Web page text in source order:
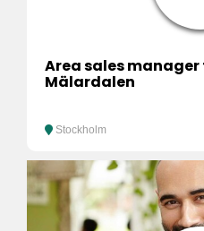
Area sales manager
Mälardalen
Stockholm